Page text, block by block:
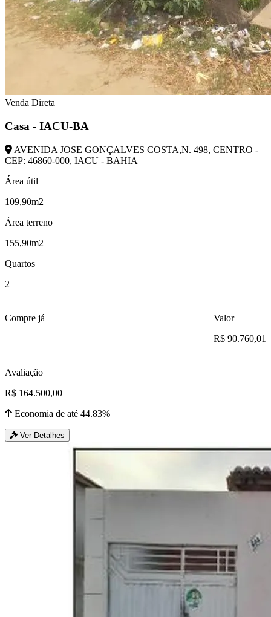
Venda Direta
Casa - IACU-BA
AVENIDA JOSE GONÇALVES COSTA,N. 498, CENTRO -
CEP: 46860-000, IACU - BAHIA
Área útil
109,90m2
Área terreno
155,90m2
Quartos
2
Compre já
Valor
R$ 90.760,01
Avaliação
R$ 164.500,00
Economia de até 44.83%
Ver Detalhes